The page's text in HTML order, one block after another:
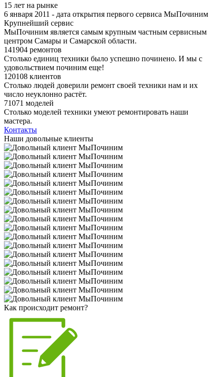
15 лет на рынке
6 января 2011 - дата открытия первого сервиса МыПочиним
Крупнейший сервис
МыПочиним является самым крупным частным сервисным
центром Самары и Самарской области.
141904 ремонтов
Столько единиц техники было успешно починено. И мы с
удовольствием починим еще!
120108 клиентов
Столько людей доверили ремонт своей техники нам и их
число неуклонно растёт.
71071 моделей
Столько моделей техники умеют ремонтировать наши
мастера.
Контакты
Наши довольные клиенты
Как происходит ремонт?